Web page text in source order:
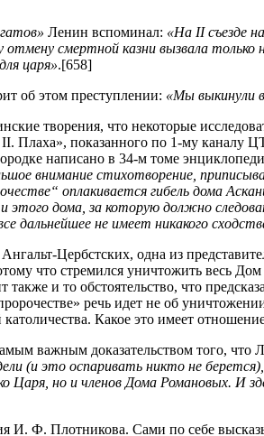
Ленин вспоминал: «На II съезде
смертной казни вызвала
царя».[658]
об этом преступлении: «Мы выкинули
творения, что некоторые
Плаха», показанного по 1-му каналу
написано в 34-м томе
внимание стихотворение,
оплакивается гибель дома
этого дома, за которую должно
дальнейшее не имеет никакого
Цербстских, одна из
что стремился уничтожить весь
и то обстоятельство, что
речь идет не об
Какое это имеет
важным доказательством того, что
(и это оспаривать никто не
Царя, но и членов Дома Романовых.
И. Ф. Плотникова. Сами по себе